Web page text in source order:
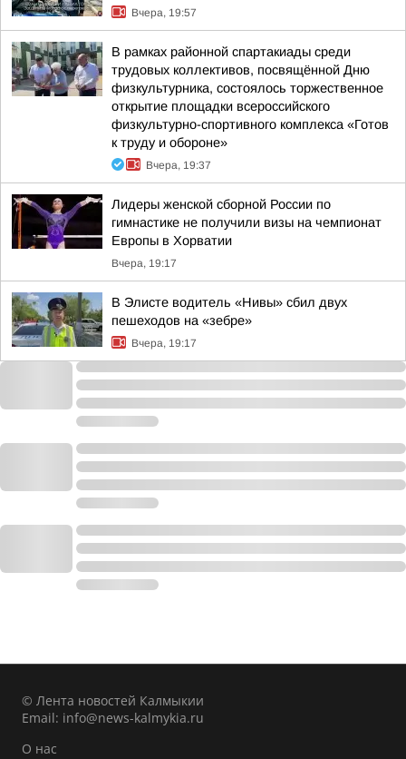
Вчера, 19:57
В рамках районной спартакиады среди
трудовых коллективов, посвящённой Дню
физкультурника, состоялось торжественное
открытие площадки всероссийского
физкультурно-спортивного комплекса «Готов
к труду и обороне»
Вчера, 19:37
Лидеры женской сборной России по
гимнастике не получили визы на чемпионат
Европы в Хорватии
Вчера, 19:17
В Элисте водитель «Нивы» сбил двух
пешеходов на «зебре»
Вчера, 19:17
© Лента новостей Калмыкии
Email: info@news-kalmykia.ru
О нас